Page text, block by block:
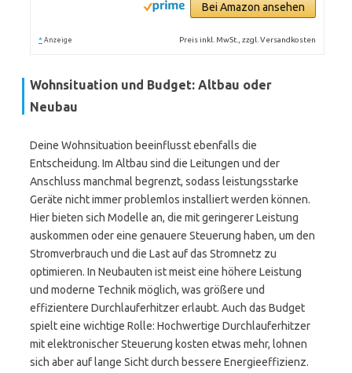
Bei Amazon ansehen
* Anzeige Preis inkl. MwSt., zzgl. Versandkosten
Wohnsituation und Budget: Altbau oder
Neubau
Deine Wohnsituation beeinflusst ebenfalls die
Entscheidung. Im Altbau sind die Leitungen und der
Anschluss manchmal begrenzt, sodass leistungsstarke
Geräte nicht immer problemlos installiert werden können.
Hier bieten sich Modelle an, die mit geringerer Leistung
auskommen oder eine genauere Steuerung haben, um den
Stromverbrauch und die Last auf das Stromnetz zu
optimieren. In Neubauten ist meist eine höhere Leistung
und moderne Technik möglich, was größere und
effizientere Durchlauferhitzer erlaubt. Auch das Budget
spielt eine wichtige Rolle: Hochwertige Durchlauferhitzer
mit elektronischer Steuerung kosten etwas mehr, lohnen
sich aber auf lange Sicht durch bessere Energieeffizienz.